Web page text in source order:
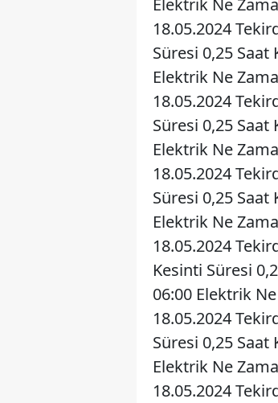
Elektrik Ne
18.05.2024
Süresi 0,25
Elektrik Ne
18.05.2024
Süresi 0,25
Elektrik Ne
18.05.2024
Süresi 0,25
Elektrik Ne
18.05.2024
Kesinti Süresi
06:00 Elektrik
18.05.2024
Süresi 0,25
Elektrik Ne
18.05.2024